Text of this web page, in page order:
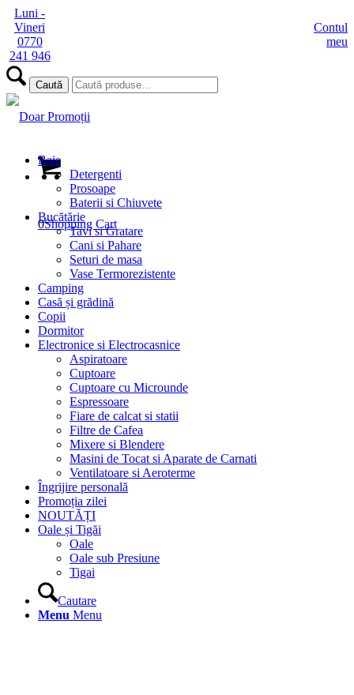
Luni -
Vineri
0770
241 946
Contul
meu
0Shopping Cart
Baie
Detergenti
Prosoape
Baterii si Chiuvete
Bucătărie
Tavi si Gratare
Cani si Pahare
Seturi de masa
Vase Termorezistente
Camping
Casă și grădină
Copii
Dormitor
Electronice si Electrocasnice
Aspiratoare
Cuptoare
Cuptoare cu Microunde
Espressoare
Fiare de calcat si statii
Filtre de Cafea
Mixere si Blendere
Masini de Tocat si Aparate de Carnati
Ventilatoare si Aeroterme
Îngrijire personală
Promoția zilei
NOUTĂȚI
Oale și Tigăi
Oale
Oale sub Presiune
Tigai
Cautare
Menu Menu